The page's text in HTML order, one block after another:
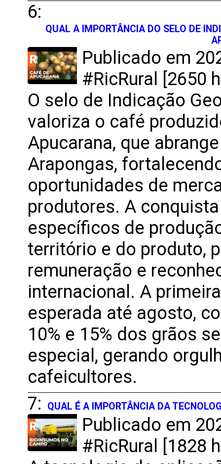
6:
QUAL A IMPORTÂNCIA DO SELO DE
Publicado em
#RicRural [2650
O selo de Indicação
valoriza o café
Apucarana, que
Arapongas,
oportunidades de
produtores. A
específicos de
território e do produto,
remuneração e
internacional. A
esperada até agosto,
10% e 15% dos grãos
especial, gerando
cafeicultores.
7:
QUAL É A IMPORTÂNCIA DA
Publicado em
#RicRural [1828